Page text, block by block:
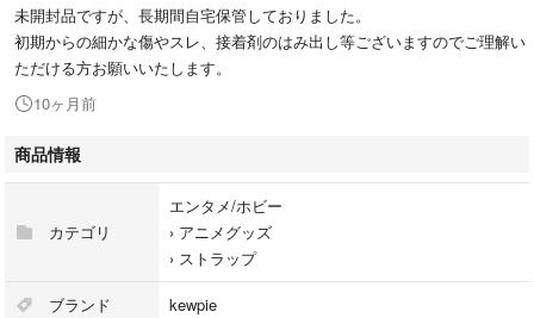
未開封品ですが、長期間自宅保管しておりました。
初期からの細かな傷やスレ、接着剤のはみ出し等ございますのでご理解い
ただける方お願いいたします。
10ヶ月前
商品情報
カテゴリ
エンタメ/ホビー
› アニメグッズ
› ストラップ
ブランド kewpie